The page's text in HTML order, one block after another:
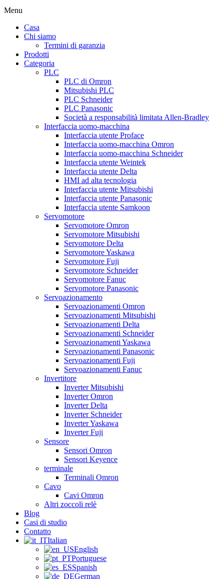
Menu
Casa
Chi siamo
Termini di garanzia
Prodotti
Categoria
PLC
PLC di Omron
Mitsubishi PLC
PLC Schneider
PLC Panasonic
Società a responsabilità limitata Allen-Bradley
Interfaccia uomo-macchina
Interfaccia utente Proface
Interfaccia uomo-macchina Omron
Interfaccia uomo-macchina Schneider
Interfaccia utente Weintek
Interfaccia utente Delta
HMI ad alta tecnologia
Interfaccia utente Mitsubishi
Interfaccia utente Panasonic
Interfaccia utente Samkoon
Servomotore
Servomotore Omron
Servomotore Mitsubishi
Servomotore Delta
Servomotore Yaskawa
Servomotore Fuji
Servomotore Schneider
Servomotore Fanuc
Servomotore Panasonic
Servoazionamento
Servoazionamenti Omron
Servoazionamenti Mitsubishi
Servoazionamenti Delta
Servoazionamenti Schneider
Servoazionamenti Yaskawa
Servoazionamenti Panasonic
Servoazionamenti Fuji
Servoazionamenti Fanuc
Invertitore
Inverter Mitsubishi
Inverter Omron
Inverter Delta
Inverter Schneider
Inverter Yaskawa
Inverter Fuji
Sensore
Sensori Omron
Sensori Keyence
terminale
Terminali Omron
Cavo
Cavi Omron
Altri zoccoli relè
Blog
Casi di studio
Contatto
Italian
English
Portuguese
Spanish
German